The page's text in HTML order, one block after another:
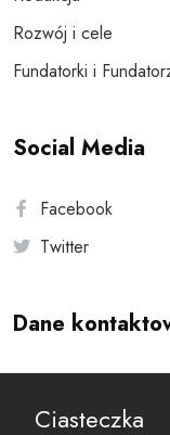
Rozwój i cele
Fundatorki i
Social Media
Facebook
Twitter
Dane
Ciasteczka